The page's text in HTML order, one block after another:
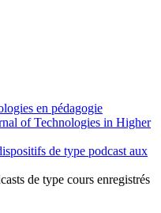
en pédagogie
of Technologies in Higher
de type podcast aux
de type cours enregistrés